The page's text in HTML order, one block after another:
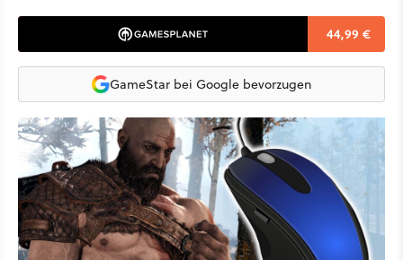
44,99 €
GameStar bei Google bevorzugen